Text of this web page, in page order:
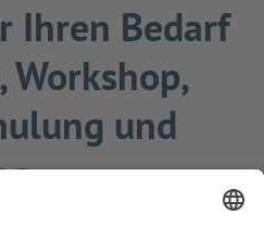
Ihren Bedarf
Workshop,
und